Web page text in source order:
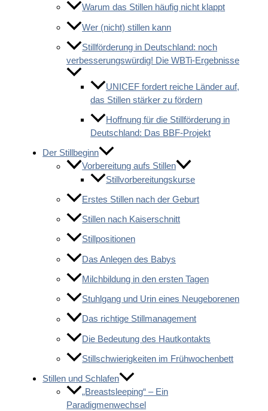
Warum das Stillen häufig nicht klappt
Wer (nicht) stillen kann
Stillförderung in Deutschland: noch
verbesserungswürdig! Die WBTi-Ergebnisse
UNICEF fordert reiche Länder auf,
das Stillen stärker zu fördern
Hoffnung für die Stillförderung in
Deutschland: Das BBF-Projekt
Der Stillbeginn
Vorbereitung aufs Stillen
Stillvorbereitungskurse
Erstes Stillen nach der Geburt
Stillen nach Kaiserschnitt
Stillpositionen
Das Anlegen des Babys
Milchbildung in den ersten Tagen
Stuhlgang und Urin eines Neugeborenen
Das richtige Stillmanagement
Die Bedeutung des Hautkontakts
Stillschwierigkeiten im Frühwochenbett
Stillen und Schlafen
„Breastsleeping“ – Ein
Paradigmenwechsel